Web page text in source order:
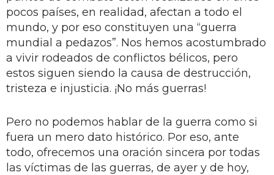
pocos países, en realidad, afectan a todo el
mundo, y por eso constituyen una “guerra
mundial a pedazos”. Nos hemos acostumbrado
a vivir rodeados de conflictos bélicos, pero
estos siguen siendo la causa de destrucción,
tristeza e injusticia. ¡No más guerras!
Pero no podemos hablar de la guerra como si
fuera un mero dato histórico. Por eso, ante
todo, ofrecemos una oración sincera por todas
las víctimas de las guerras, de ayer y de hoy,